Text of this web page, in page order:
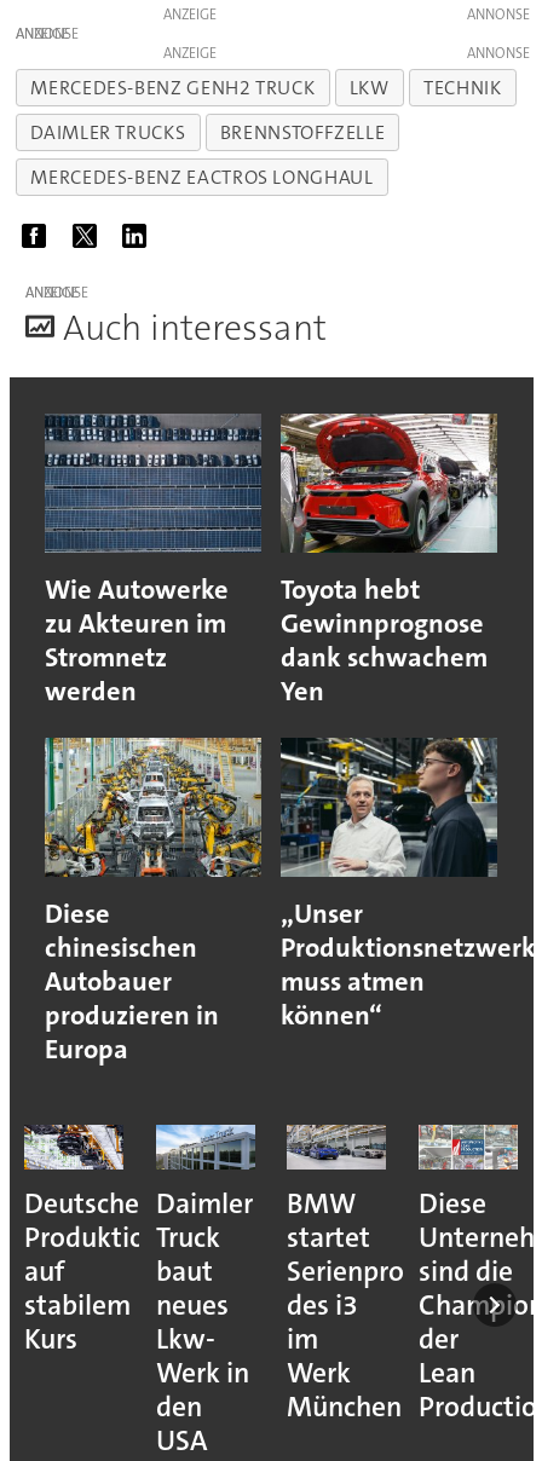
ANZEIGE
ANZEIGE
ANZEIGE
MERCEDES-BENZ GENH2 TRUCK LKW
TECHNIK
DAIMLER TRUCKS
BRENNSTOFFZELLE
MERCEDES-BENZ EACTROS LONGHAUL
ANZEIGE
Auch interessant
Wie Autowerke
zu Akteuren im
Stromnetz
werden
Toyota hebt
Gewinnprognose
dank schwachem
Yen
Diese
chinesischen
Autobauer
produzieren in
Europa
„Unser
Produktionsnetzwerk
muss atmen
können“
Deutsche
Produktion
auf
stabilem
Kurs
Daimler
Truck
baut
neues
Lkw-
Werk in
den
USA
BMW
startet
Serienproduktion
des i3
im
Werk
München
Diese
sind die
der
Lean